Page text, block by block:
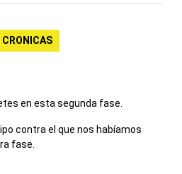
CRONICAS
en esta segunda fase.
contra el que nos habíamos
fase.